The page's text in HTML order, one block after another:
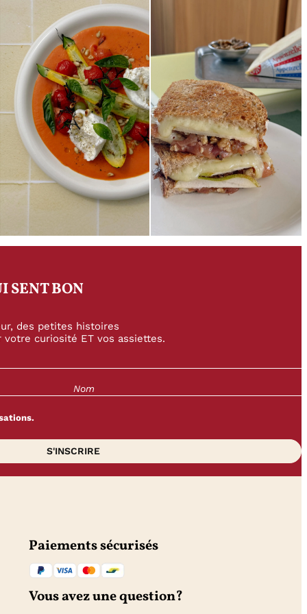
SENT BON
des petites histoires
curiosité ET vos assiettes.
Paiements sécurisés
Vous avez une question?